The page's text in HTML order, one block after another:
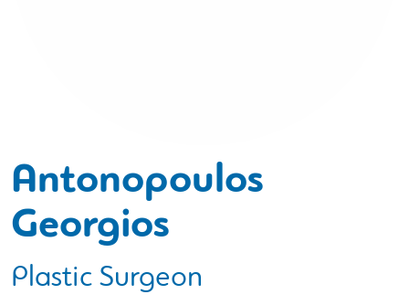
Antonopoulos
Georgios
Plastic Surgeon